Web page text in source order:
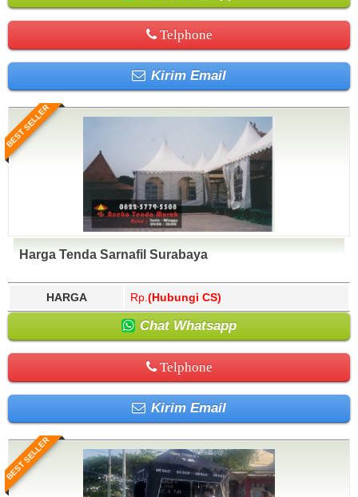
Telphone
Kirim Email
BEST SELLER
Harga Tenda Sarnafil Surabaya
HARGA Rp. (Hubungi CS)
Chat Whatsapp
Telphone
Kirim Email
BEST SELLER